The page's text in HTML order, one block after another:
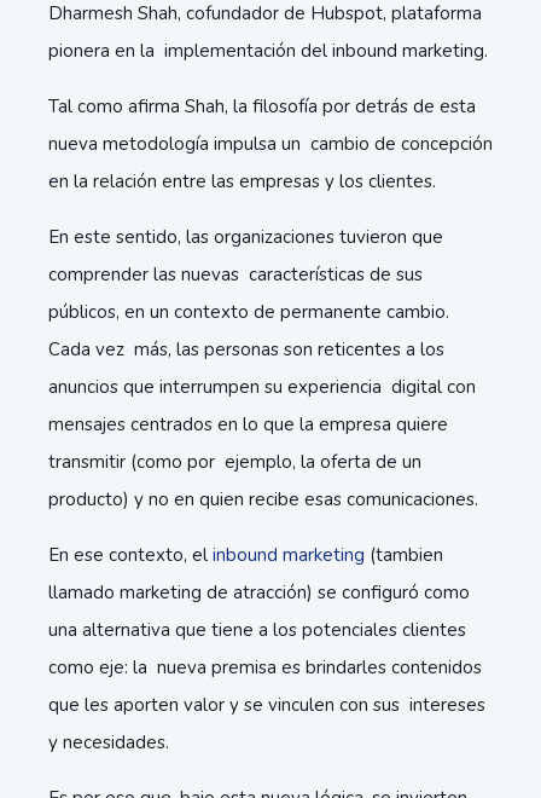
Dharmesh Shah, cofundador de Hubspot, plataforma
pionera en la implementación del inbound marketing.
Tal como afirma Shah, la filosofía por detrás de esta
nueva metodología impulsa un cambio de concepción
en la relación entre las empresas y los clientes.
En este sentido, las organizaciones tuvieron que
comprender las nuevas características de sus
públicos, en un contexto de permanente cambio.
Cada vez más, las personas son reticentes a los
anuncios que interrumpen su experiencia digital con
mensajes centrados en lo que la empresa quiere
transmitir (como por ejemplo, la oferta de un
producto) y no en quien recibe esas comunicaciones.
En ese contexto, el inbound marketing (tambien
llamado marketing de atracción) se configuró como
una alternativa que tiene a los potenciales clientes
como eje: la nueva premisa es brindarles contenidos
que les aporten valor y se vinculen con sus intereses
y necesidades.